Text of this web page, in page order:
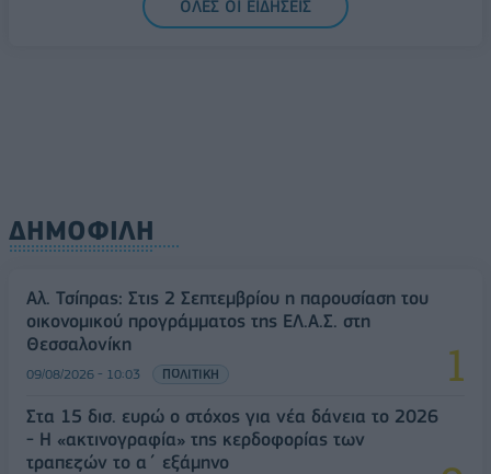
πινακίδων κυκλοφορίας - Τέλος στις χρονοβόρες
ΟΛΕΣ ΟΙ ΕΙΔΗΣΕΙΣ
ΔΗΜΟΦΙΛΗ
Αλ. Τσίπρας: Στις 2 Σεπτεμβρίου η παρουσίαση του
οικονομικού προγράμματος της ΕΛ.Α.Σ. στη
Θεσσαλονίκη
09/08/2026 - 10:03 ΠΟΛΙΤΙΚΗ
Στα 15 δισ. ευρώ ο στόχος για νέα δάνεια το 2026
- Η «ακτινογραφία» της κερδοφορίας των
τραπεζών το α΄ εξάμηνο